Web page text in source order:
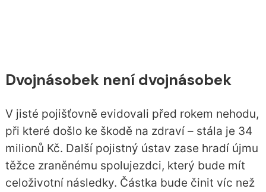
Dvojnásobek není dvojnásobek
V jisté pojišťovně evidovali před rokem nehodu,
při které došlo ke škodě na zdraví – stála je 34
milionů Kč. Další pojistný ústav zase hradí újmu
těžce zraněnému spolujezdci, který bude mít
celoživotní následky. Částka bude činit víc než